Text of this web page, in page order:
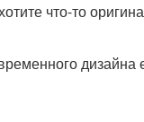
что-то
дизайна